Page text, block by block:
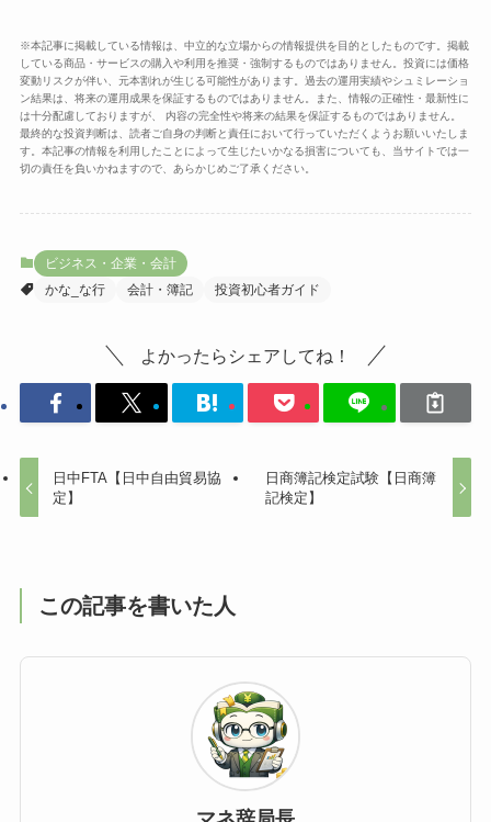
※本記事に掲載している情報は、中立的な立場からの情報提供を目的としたものです。掲載
している商品・サービスの購入や利用を推奨・強制するものではありません。投資には価格
変動リスクが伴い、元本割れが生じる可能性があります。過去の運用実績やシュミレーショ
ン結果は、将来の運用成果を保証するものではありません。また、情報の正確性・最新性に
は十分配慮しておりますが、 内容の完全性や将来の結果を保証するものではありません。
最終的な投資判断は、読者ご自身の判断と責任において行っていただくようお願いいたしま
す。本記事の情報を利用したことによって生じたいかなる損害についても、当サイトでは一
切の責任を負いかねますので、あらかじめご了承ください。
ビジネス・企業・会計
かな_な行
会計・簿記 投資初心者ガイド
よかったらシェアしてね！
日中FTA【日中自由貿易協
定】
日商簿記検定試験【日商簿
記検定】
この記事を書いた人